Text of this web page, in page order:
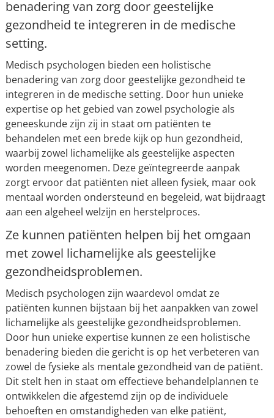
benadering van zorg door geestelijke
gezondheid te integreren in de medische
setting.
Medisch psychologen bieden een holistische
benadering van zorg door geestelijke gezondheid te
integreren in de medische setting. Door hun unieke
expertise op het gebied van zowel psychologie als
geneeskunde zijn zij in staat om patiënten te
behandelen met een brede kijk op hun gezondheid,
waarbij zowel lichamelijke als geestelijke aspecten
worden meegenomen. Deze geïntegreerde aanpak
zorgt ervoor dat patiënten niet alleen fysiek, maar ook
mentaal worden ondersteund en begeleid, wat bijdraagt
aan een algeheel welzijn en herstelproces.
Ze kunnen patiënten helpen bij het omgaan
met zowel lichamelijke als geestelijke
gezondheidsproblemen.
Medisch psychologen zijn waardevol omdat ze
patiënten kunnen bijstaan bij het aanpakken van zowel
lichamelijke als geestelijke gezondheidsproblemen.
Door hun unieke expertise kunnen ze een holistische
benadering bieden die gericht is op het verbeteren van
zowel de fysieke als mentale gezondheid van de patiënt.
Dit stelt hen in staat om effectieve behandelplannen te
ontwikkelen die afgestemd zijn op de individuele
behoeften en omstandigheden van elke patiënt,